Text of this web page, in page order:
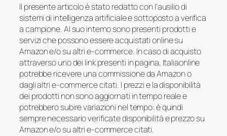
Il presente articolo è stato redatto con l’ausilio di
sistemi di intelligenza artificiale e sottoposto a verifica
a campione. Al suo interno sono presenti prodotti e
servizi che possono essere acquistati online su
Amazon e/o su altri e-commerce. In caso di acquisto
attraverso uno dei link presenti in pagina, Italiaonline
potrebbe ricevere una commissione da Amazon o
dagli altri e-commerce citati. I prezzi e la disponibilità
dei prodotti non sono aggiornati in tempo reale e
potrebbero subire variazioni nel tempo: è quindi
sempre necessario verificate disponibilità e prezzo su
Amazon e/o su altri e-commerce citati.